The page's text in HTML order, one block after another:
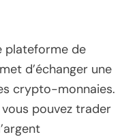
plateforme de
d’échanger une
crypto-monnaies.
pouvez trader